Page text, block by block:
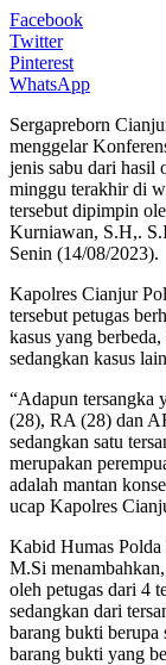
Facebook
Twitter
Pinterest
WhatsApp
Sergapreborn
menggelar
jenis sabu dari hasil
minggu terakhir di
tersebut dipimpin
Kurniawan, S.H,.
Senin (14/08/2023).
Kapolres Cianjur
tersebut petugas
kasus yang
sedangkan kasus
“Adapun tersangka
(28), RA (28) dan
sedangkan satu
merupakan
adalah mantan
ucap Kapolres
Kabid Humas
M.Si
oleh petugas dari 4
sedangkan dari
barang bukti berupa
barang bukti yang